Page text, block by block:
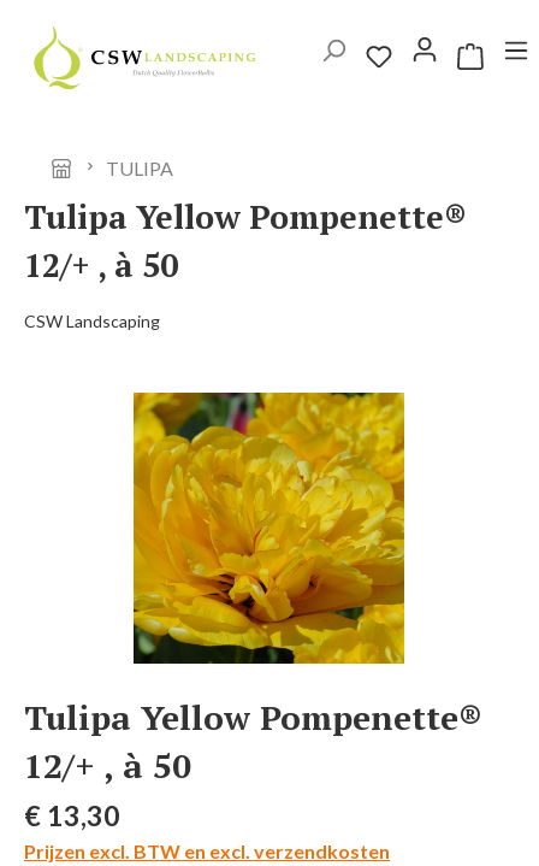
Ga naar de hoofdinhoud
TULIPA
Tulipa Yellow Pompenette®
12/+ , à 50
CSW Landscaping
Afbeeldingengalerij overslaan
Tulipa Yellow Pompenette®
12/+ , à 50
Normale prijs:
€ 13,30
Prijzen excl. BTW en excl. verzendkosten